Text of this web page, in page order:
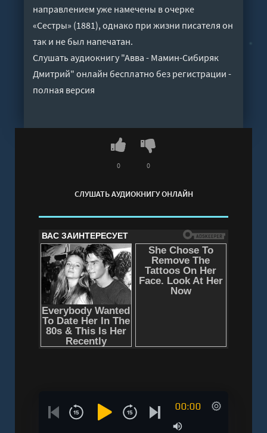
направлением уже намечены в очерке
«Сестры» (1881), однако при жизни писателя он
так и не был напечатан.
Слушать аудиокнигу "Авва - Мамин-Сибиряк
Дмитрий" онлайн бесплатно без регистрации -
полная версия
СЛУШАТЬ АУДИОКНИГУ ОНЛАЙН
0 0
00:00